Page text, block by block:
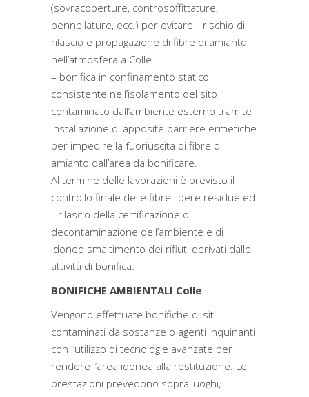
(sovracoperture, controsoffittature,
pennellature, ecc.) per evitare il rischio di
rilascio e propagazione di fibre di amianto
nell’atmosfera a Colle.
– bonifica in confinamento statico
consistente nell’isolamento del sito
contaminato dall’ambiente esterno tramite
installazione di apposite barriere ermetiche
per impedire la fuoriuscita di fibre di
amianto dall’area da bonificare.
Al termine delle lavorazioni è previsto il
controllo finale delle fibre libere residue ed
il rilascio della certificazione di
decontaminazione dell’ambiente e di
idoneo smaltimento dei rifiuti derivati dalle
attività di bonifica.
BONIFICHE AMBIENTALI Colle
Vengono effettuate bonifiche di siti
contaminati da sostanze o agenti inquinanti
con l’utilizzo di tecnologie avanzate per
rendere l’area idonea alla restituzione. Le
prestazioni prevedono sopralluoghi,